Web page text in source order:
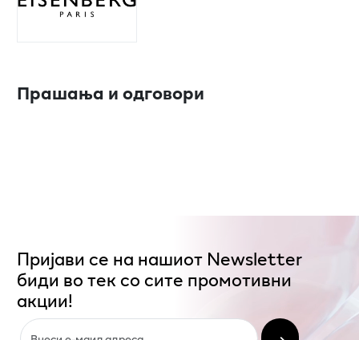
Прашања и одговори
Пријави се на нашиот Newsletter
биди во тек со сите промотивни
акции!